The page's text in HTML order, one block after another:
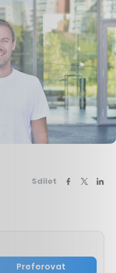
Sdílet
Preferovat